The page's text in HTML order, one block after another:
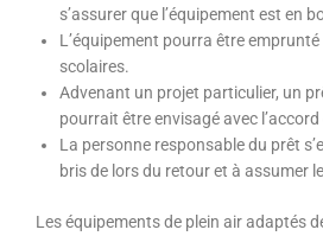
s’assurer que l’équipement est en
L’équipement pourra être
scolaires.
Advenant un projet particulier, un
pourrait être envisagé avec l’accord
La personne responsable du prêt
bris de lors du retour et à assumer
Les équipements de plein air adaptés